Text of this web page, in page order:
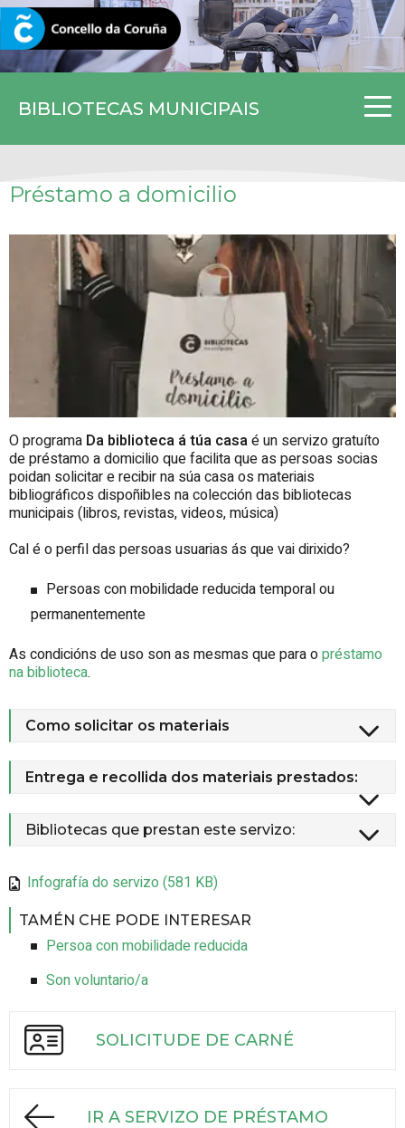
BIBLIOTECAS MUNICIPAIS
CORUNA.GAL
Préstamo a domicilio
O programa Da biblioteca á túa casaé un servizo gratuíto
de préstamo a domicilio que facilita que as persoas socias
poidan solicitar e recibir na súa casa os materiais
bibliográficos dispoñibles na colección das bibliotecas
municipais (libros, revistas, videos, música)
Cal é o perfil das persoas usuarias ás que vai dirixido?
Persoas con mobilidade reducida temporal ou
permanentemente
As condicións de uso son as mesmas que para opréstamo
na biblioteca.
Como solicitar os materiais
Entrega e recollida dos materiais prestados:
Bibliotecas que prestan este servizo:
Infografía do servizo (581 KB)
TAMÉN CHE PODE INTERESAR
Persoa con mobilidade reducida
Son voluntario/a
SOLICITUDE DE CARNÉ
IR A SERVIZO DE PRÉSTAMO